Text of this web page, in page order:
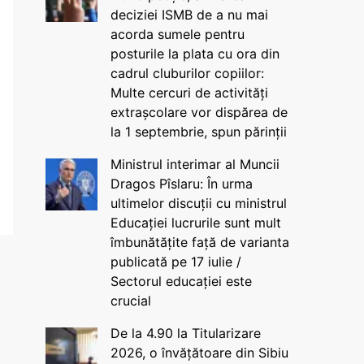
deciziei ISMB de a nu mai
acorda sumele pentru
posturile la plata cu ora din
cadrul cluburilor copiilor:
Multe cercuri de activități
extrașcolare vor dispărea de
la 1 septembrie, spun părinții
Ministrul interimar al Muncii
Dragos Pîslaru: În urma
ultimelor discuții cu ministrul
Educației lucrurile sunt mult
îmbunătățite față de varianta
publicată pe 17 iulie /
Sectorul educației este
crucial
De la 4.90 la Titularizare
2026, o învățătoare din Sibiu